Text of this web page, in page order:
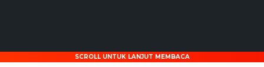
SCROLL UNTUK LANJUT MEMBACA